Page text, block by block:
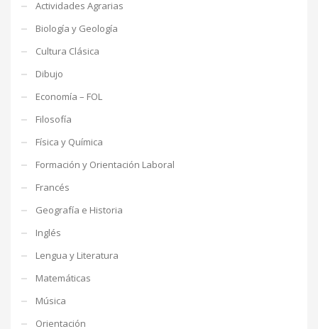
Actividades Agrarias
Biología y Geología
Cultura Clásica
Dibujo
Economía – FOL
Filosofía
Física y Química
Formación y Orientación Laboral
Francés
Geografía e Historia
Inglés
Lengua y Literatura
Matemáticas
Música
Orientación